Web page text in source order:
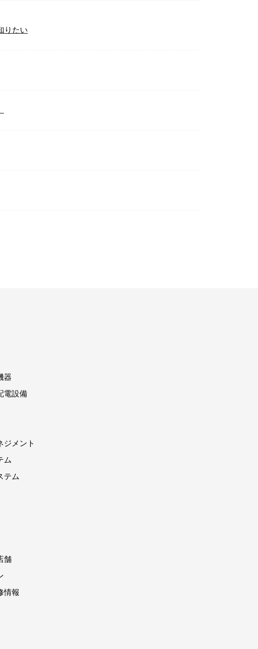
りたい
器
電設備
ジメント
ム
テム
舗
情報